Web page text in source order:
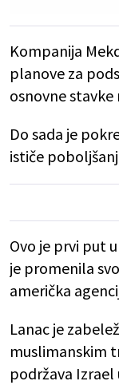
Kompanija
planove za
osnovne stavke
Do sada je
ističe
Ovo je prvi put
je promenila
američka
Lanac je
muslimanskim
podržava